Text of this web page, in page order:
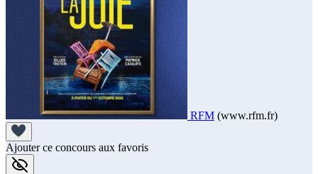
RFM (www.rfm.fr)
Ajouter ce concours aux favoris